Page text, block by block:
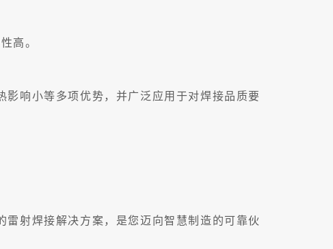
高。
响小等多项优势，并广泛应用于对焊接品质要
射焊接解决方案，是您迈向智慧制造的可靠伙